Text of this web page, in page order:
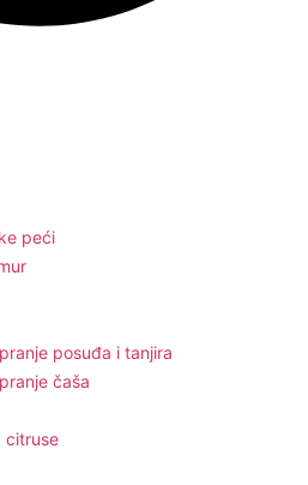
peći
posuđa i tanjira
čaša
citruse